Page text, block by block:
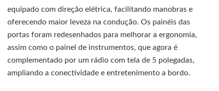
equipado com direção elétrica, facilitando manobras e
oferecendo maior leveza na condução. Os painéis das
portas foram redesenhados para melhorar a ergonomia,
assim como o painel de instrumentos, que agora é
complementado por um rádio com tela de 5 polegadas,
ampliando a conectividade e entretenimento a bordo.